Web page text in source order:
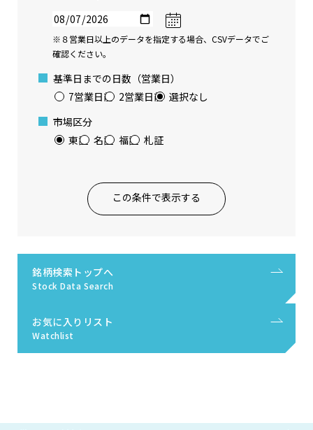
※８営業日以上のデータを指定する場合、CSVデータでご
確認ください。
基準日までの日数（営業日）
7営業日前 2営業日前 選択なし
市場区分
東証 名証 福証 札証
この条件で表示する
銘柄検索トップへ
Stock Data Search
お気に入りリスト
Watchlist